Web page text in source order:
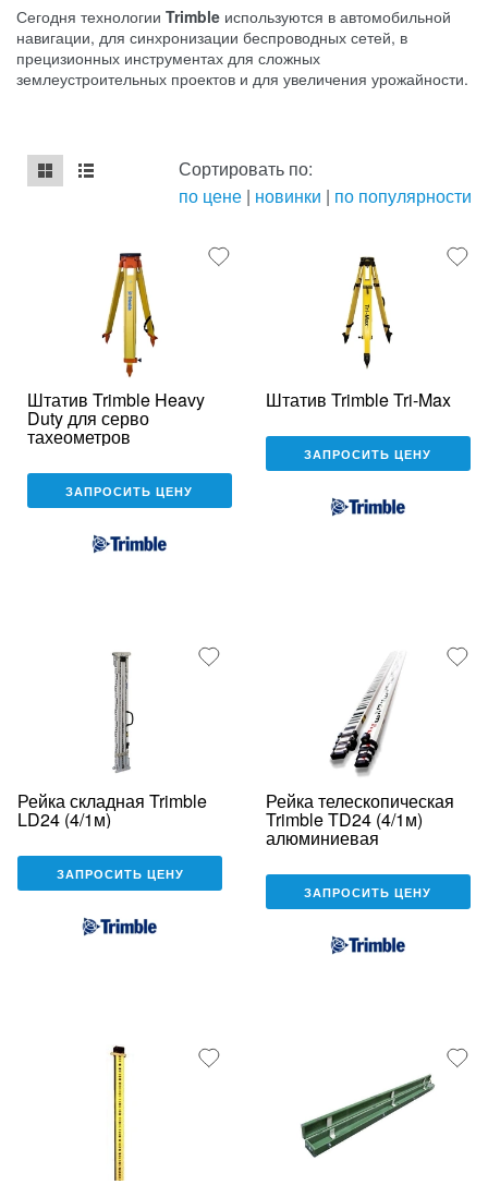
Сегодня технологии Trimble используются в автомобильной
навигации, для синхронизации беспроводных сетей, в
прецизионных инструментах для сложных
землеустроительных проектов и для увеличения урожайности.
mse2_chunk_default
mse2_chunk_alternate
Сортировать по:
по цене | новинки | по популярности
Штатив Trimble Heavy
Duty для серво
тахеометров
ЗАПРОСИТЬ ЦЕНУ
Штатив Trimble Tri-Max
ЗАПРОСИТЬ ЦЕНУ
Рейка складная Trimble
LD24 (4/1м)
ЗАПРОСИТЬ ЦЕНУ
Рейка телескопическая
Trimble TD24 (4/1м)
алюминиевая
ЗАПРОСИТЬ ЦЕНУ